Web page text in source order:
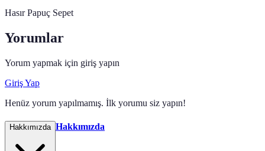
Hasır Papuç Sepet
Yorumlar
Yorum yapmak için giriş yapın
Giriş Yap
Henüz yorum yapılmamış. İlk yorumu siz yapın!
Hakkımızda Hakkımızda